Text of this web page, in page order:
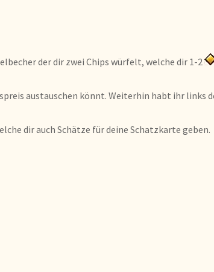
der dir zwei Chips würfelt, welche dir 1-2
austauschen könnt. Weiterhin habt ihr links
dir auch Schätze für deine Schatzkarte geben.